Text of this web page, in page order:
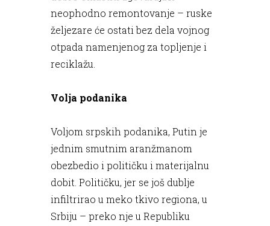
neophodno remontovanje – ruske
željezare će ostati bez dela vojnog
otpada namenjenog za topljenje i
reciklažu.
Volja podanika
Voljom srpskih podanika, Putin je
jednim smutnim aranžmanom
obezbedio i političku i materijalnu
dobit. Političku, jer se još dublje
infiltrirao u meko tkivo regiona, u
Srbiju – preko nje u Republiku